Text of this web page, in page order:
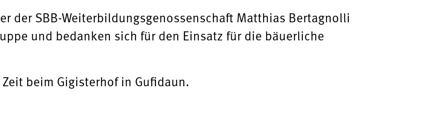
der SBB-Weiterbildungsgenossenschaft Matthias Bertagnolli
und bedanken sich für den Einsatz für die bäuerliche
beim Gigisterhof in Gufidaun.